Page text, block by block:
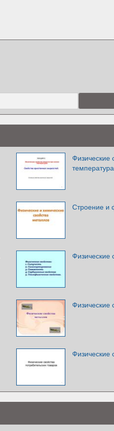
Физические
Строение и
Физические
Физические
Физические